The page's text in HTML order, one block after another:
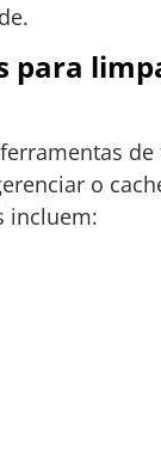
para
o
incluem: